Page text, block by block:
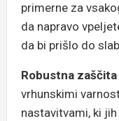
primerne za
da napravo
da bi prišlo do
Robustna zaščita
vrhunskimi
nastavitvami, ki